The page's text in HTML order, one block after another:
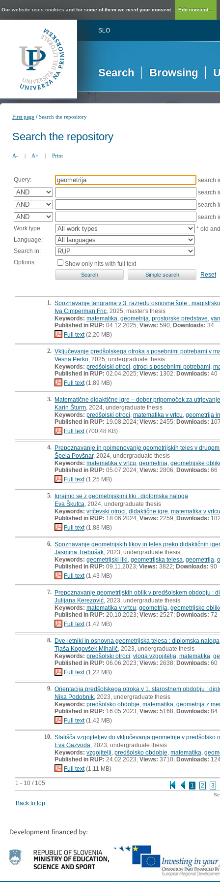
Our website uses cookies and for some of them we need your consent. Edit consent...
SLO
Search Browsing
First page /Search the repository
Search the repository
A- | A+ | Print
Query:
search
search
search
search
Work type:
* old
Language:
Search in:
Options:
Show only hits with full text
Reset
1 - 10 / 105 1 2 3
1. Spoznavanje tangrama v 3. razredu osnovne šole :
Iva Cimperman Fric , 2025, master's thesis
Keywords: matematika geometrija prostorske predstave
Published in RUP: 04.12.2025; Views: 590; Downloads: 34
Full text(2,20 MB)
2. Vključevanje predšolskega otroka s posebnimi potrebami v
Vesna Perko , 2025, undergraduate thesis
Keywords: predšolski otroci otroci s posebnimi potrebami
Published in RUP: 02.04.2025; Views: 1302; Downloads: 40
Full text(1,89 MB)
3. Matematične didaktične igre – dober pripomoček za
Karin Šturm , 2024, undergraduate thesis
Keywords: predšolski otroci matematika v vrtcu geometrija
Published in RUP: 19.08.2024; Views: 2455; Downloads:
Full text(700,48 KB)
4. Prepoznavanje in poimenovanje geometrijskih teles v
Špela Povšnar, 2024, undergraduate thesis
Keywords: matematika v vrtcu geometrija geometrijske
Published in RUP: 05.07.2024; Views: 2806; Downloads: 66
Full text(1,25 MB)
5. Igrajmo se z geometrijskimi liki : diplomska naloga
Eva Škufca , 2024, undergraduate thesis
Keywords: vrtčevski otroci didaktične igre matematika v vrtcu
Published in RUP: 18.06.2024; Views: 2259; Downloads:
Full text(1,88 MB)
6. Spoznavanje geometrijskih likov in teles preko didaktičnih
Jasmina Trebušak , 2023, undergraduate thesis
Keywords: geometrijski liki geometrijska telesa geometrija
Published in RUP: 09.11.2023; Views: 3822; Downloads: 90
Full text(1,43 MB)
7. Prepoznavanje geometrijskih oblik v predšolskem obdobju :
Julijana Kerezović , 2023, undergraduate thesis
Keywords: matematika v vrtcu geometrija geometrijske
Published in RUP: 20.10.2023; Views: 2527; Downloads: 72
Full text(1,42 MB)
8. Dve-letniki in osnovna geometrijska telesa : diplomska naloga
Tjaša Kogovšek Mihalič , 2023, undergraduate thesis
Keywords: predšolski otroci vloga vzgojitelja matematika
Published in RUP: 06.06.2023; Views: 2638; Downloads: 60
Full text(1,22 MB)
9. Orientacija predšolskega otroka v 1. starostnem obdobju :
Nika Podobnik , 2023, undergraduate thesis
Keywords: predšolsko obdobje matematika geometrija z
Published in RUP: 16.05.2023; Views: 5168; Downloads: 84
Full text(1,42 MB)
10. Stališča vzgojiteljev do vključevanja geometrije v predšolsko
Eva Gazvoda , 2023, undergraduate thesis
Keywords: vzgojitelji predšolsko obdobje matematika
Published in RUP: 24.02.2023; Views: 3710; Downloads:
Full text(1,11 MB)
Back to top